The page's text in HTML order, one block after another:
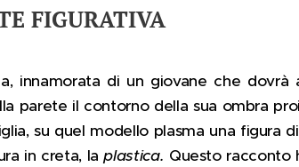
FIGURATIVA
innamorata di un giovane che dovrà
parete il contorno della sua ombra
su quel modello plasma una figura
in creta, laplastica. Questo racconto